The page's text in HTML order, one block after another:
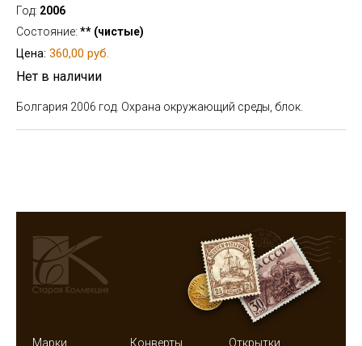
Год: 2006
Состояние: ** (чистые)
Цена: 360,00 руб.
Нет в наличии
Болгария 2006 год. Охрана окружающий среды, блок.
Марки Конверты
Открытки